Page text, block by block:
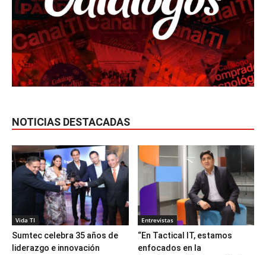
NOTICIAS DESTACADAS
Vida TI
Sumtec celebra 35 años de
liderazgo e innovación
Entrevistas
“En Tactical IT, estamos
enfocados en la